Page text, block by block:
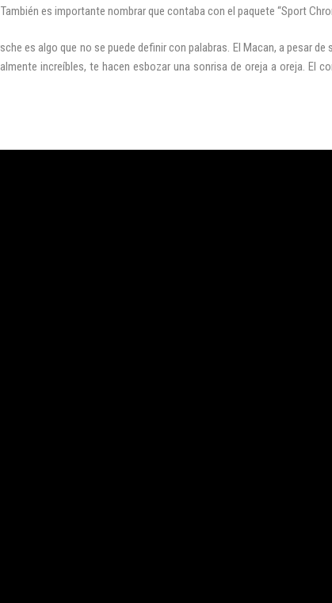
es importante nombrar que contaba con el paquete “Sport
es algo que no se puede definir con palabras. El Macan, a pesar
increíbles, te hacen esbozar una sonrisa de oreja a oreja. El